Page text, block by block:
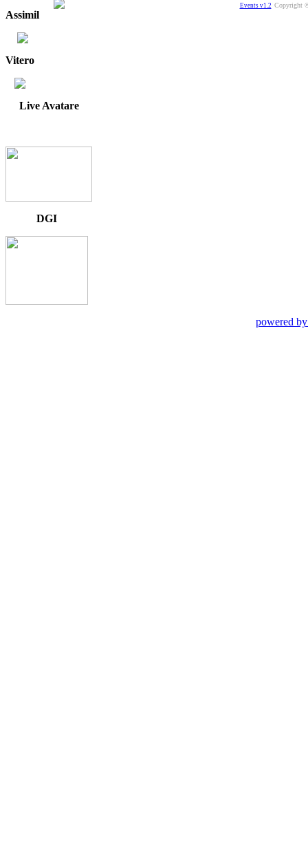
Assimil
Vitero
Live Avatare
DGI
Events v1.2 Copyright
powered